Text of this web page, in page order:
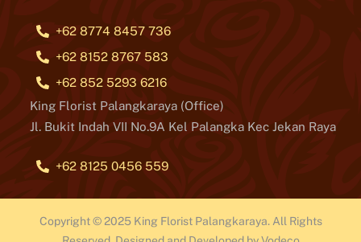
+62 8774 8457 736
+62 8152 8767 583
+62 852 5293 6216
King Florist Palangkaraya (Office)
Jl. Bukit Indah VII No.9A Kel Palangka Kec Jekan Raya
+62 8125 0456 559
Copyright © 2025 King Florist Palangkaraya. All Rights